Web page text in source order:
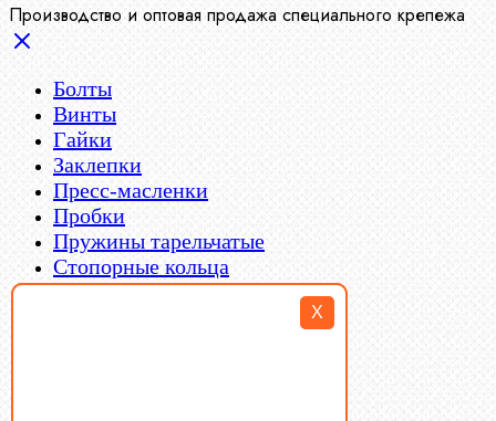
X
Производство и оптовая продажа специального крепежа
Болты
Винты
Гайки
Заклепки
Пресс-масленки
Пробки
Пружины тарельчатые
Стопорные кольца
Такелаж